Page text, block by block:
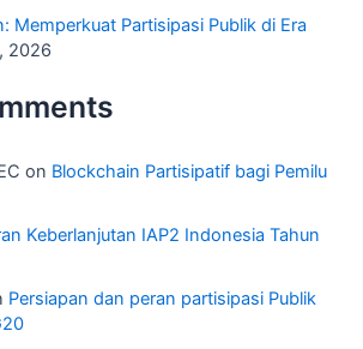
Memperkuat Partisipasi Publik di Era
2026
on Blockchain Partisipatif bagi Pemilu
Keberlanjutan IAP2 Indonesia Tahun
Persiapan dan peran partisipasi Publik